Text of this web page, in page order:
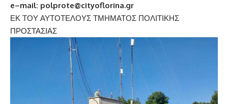
e–mail: polprote@cityoflorina.gr
ΕΚ ΤΟΥ ΑΥΤΟΤΕΛΟΥΣ ΤΜΗΜΑΤΟΣ ΠΟΛΙΤΙΚΗΣ
ΠΡΟΣΤΑΣΙΑΣ